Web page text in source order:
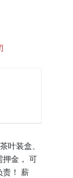
叶装盒、
押金， 可
责！ 薪